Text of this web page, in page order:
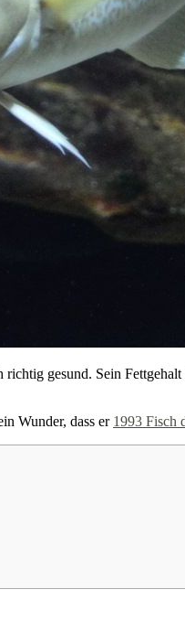
richtig gesund. Sein
Wunder, dass er 1993 Fisch